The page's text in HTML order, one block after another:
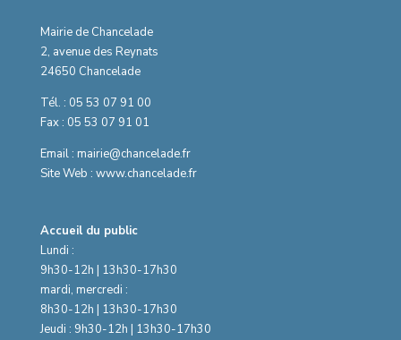
Mairie de Chancelade
2, avenue des Reynats
24650 Chancelade
Tél. : 05 53 07 91 00
Fax : 05 53 07 91 01
Email : mairie@chancelade.fr
Site Web : www.chancelade.fr
Accueil du public
Lundi :
9h30-12h | 13h30-17h30
mardi, mercredi :
8h30-12h | 13h30-17h30
Jeudi : 9h30-12h | 13h30-17h30